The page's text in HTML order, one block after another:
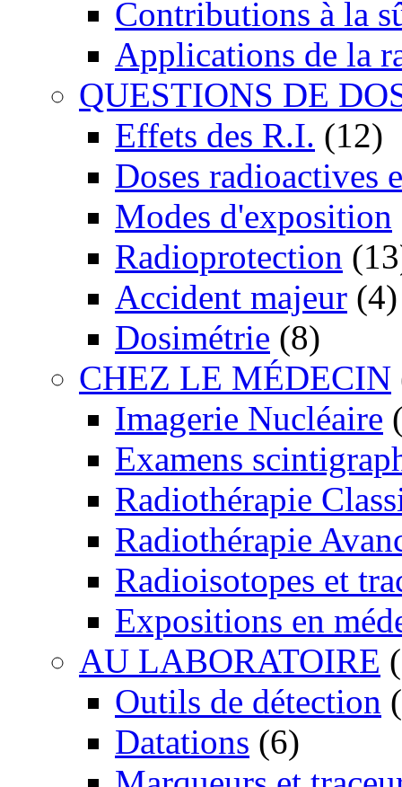
Contributions à la
Applications de la
QUESTIONS DE
Effets des R.I. (12)
Doses radioactives
Modes d'exposition
Radioprotection
Accident majeur (4)
Dosimétrie (8)
CHEZ LE MÉDECIN
Imagerie Nucléaire
Examens
Radiothérapie
Radiothérapie
Radioisotopes et
Expositions en
AU LABORATOIRE
Outils de détection
Datations (6)